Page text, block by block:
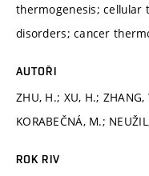
thermogenesis; cellular
disorders; cancer
AUTOŘI
ZHU, H.; XU, H.; ZHANG,
KORABEČNÁ, M.;
ROK RIV